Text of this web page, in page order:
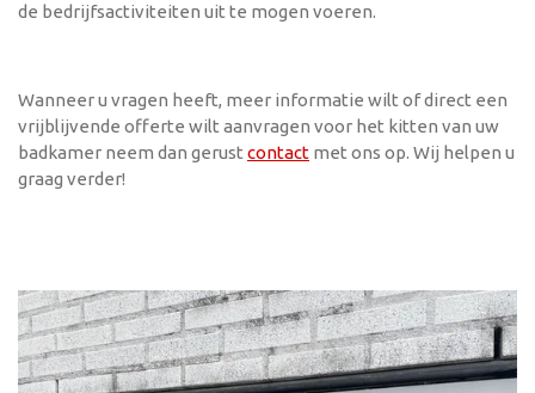
de bedrijfsactiviteiten uit te mogen voeren.
Wanneer u vragen heeft, meer informatie wilt of direct een
vrijblijvende offerte wilt aanvragen voor het kitten van uw
badkamer neem dan gerust contact met ons op. Wij helpen u
graag verder!